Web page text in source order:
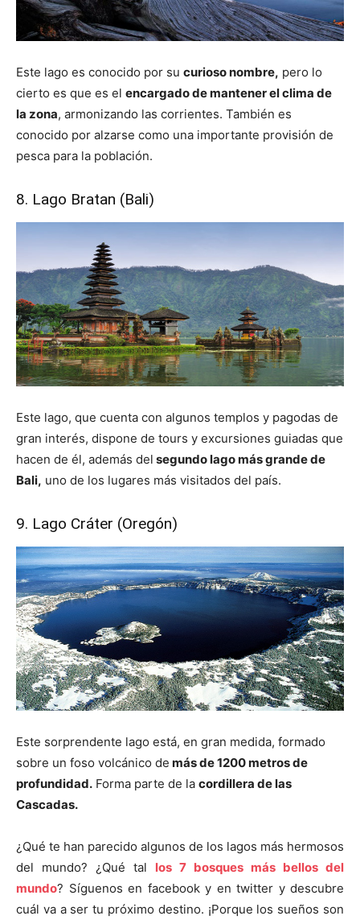
Este lago es conocido por su curioso nombre, pero lo
cierto es que es el encargado de mantener el clima de
la zona, armonizando las corrientes. También es
conocido por alzarse como una importante provisión de
pesca para la población.
8. Lago Bratan (Bali)
Este lago, que cuenta con algunos templos y pagodas de
gran interés, dispone de tours y excursiones guiadas que
hacen de él, además del segundo lago más grande de
Bali, uno de los lugares más visitados del país.
9. Lago Cráter (Oregón)
Este sorprendente lago está, en gran medida, formado
sobre un foso volcánico de más de 1200 metros de
profundidad. Forma parte de la cordillera de las
Cascadas.
¿Qué te han parecido algunos de los lagos más hermosos
del mundo? ¿Qué tal los 7 bosques más bellos del
mundo? Síguenos en facebook y en twitter y descubre
cuál va a ser tu próximo destino. ¡Porque los sueños son